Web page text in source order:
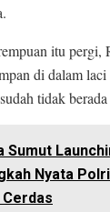
itu pergi,
di dalam laci
tidak
Sumut
Nyata